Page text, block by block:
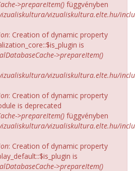
>prepareItem() függvényben
vizualiskultura.elte.hu/
: Creation of dynamic property
is
>prepareItem()
vizualiskultura.elte.hu/
: Creation of dynamic property
is deprecated
>prepareItem() függvényben
vizualiskultura.elte.hu/
: Creation of dynamic property
is
>prepareItem()